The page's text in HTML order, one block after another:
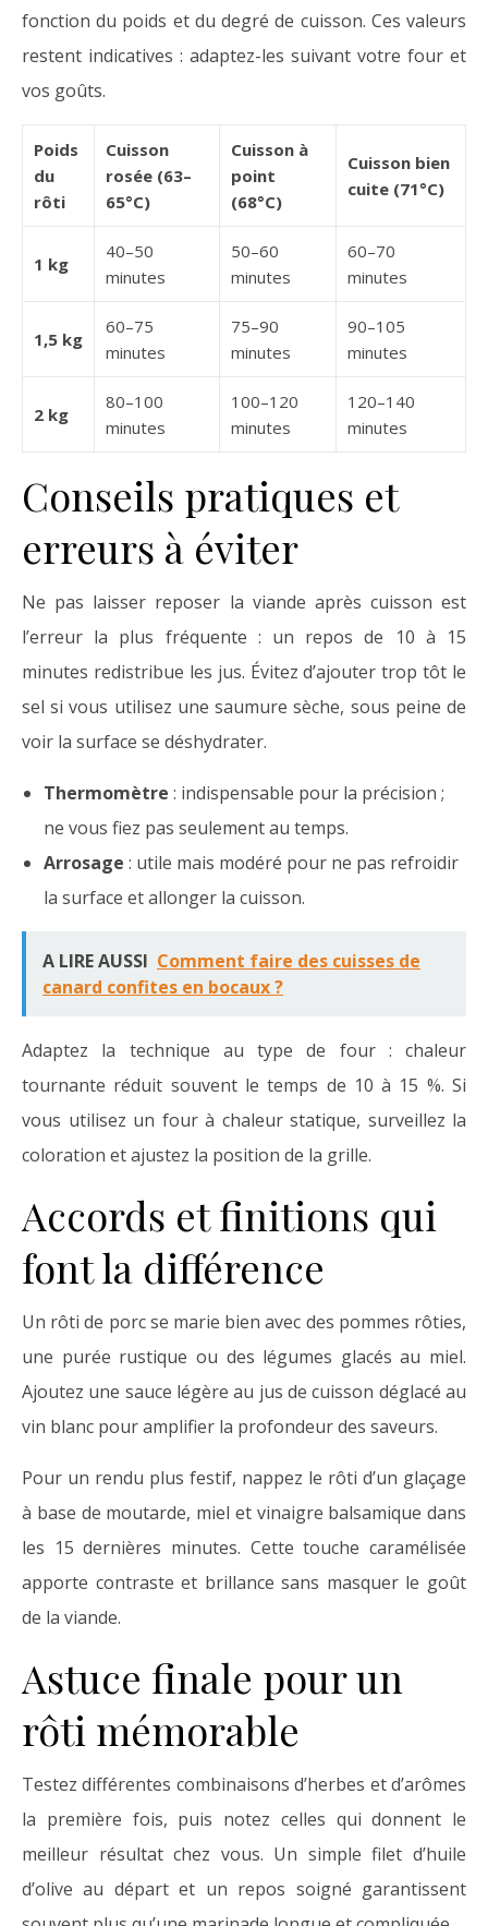
fonction du poids et du degré de cuisson. Ces valeurs
restent indicatives : adaptez-les suivant votre four et
vos goûts.
Poids
du
rôti
Cuisson
rosée (63–
65°C)
Cuisson à
point
(68°C)
Cuisson bien
cuite (71°C)
1 kg
40–50
minutes
50–60
minutes
60–70
minutes
1,5 kg
60–75
minutes
75–90
minutes
90–105
minutes
2 kg
80–100
minutes
100–120
minutes
120–140
minutes
Conseils pratiques et
erreurs à éviter
Ne pas laisser reposer la viande après cuisson est
l’erreur la plus fréquente : un repos de 10 à 15
minutes redistribue les jus. Évitez d’ajouter trop tôt le
sel si vous utilisez une saumure sèche, sous peine de
voir la surface se déshydrater.
Thermomètre : indispensable pour la précision ;
ne vous fiez pas seulement au temps.
Arrosage : utile mais modéré pour ne pas refroidir
la surface et allonger la cuisson.
A LIRE AUSSI Comment faire des cuisses de
canard confites en bocaux ?
Adaptez la technique au type de four : chaleur
tournante réduit souvent le temps de 10 à 15 %. Si
vous utilisez un four à chaleur statique, surveillez la
coloration et ajustez la position de la grille.
Accords et finitions qui
font la différence
Un rôti de porc se marie bien avec des pommes rôties,
une purée rustique ou des légumes glacés au miel.
Ajoutez une sauce légère au jus de cuisson déglacé au
vin blanc pour amplifier la profondeur des saveurs.
Pour un rendu plus festif, nappez le rôti d’un glaçage
à base de moutarde, miel et vinaigre balsamique dans
les 15 dernières minutes. Cette touche caramélisée
apporte contraste et brillance sans masquer le goût
de la viande.
Astuce finale pour un
rôti mémorable
Testez différentes combinaisons d’herbes et d’arômes
la première fois, puis notez celles qui donnent le
meilleur résultat chez vous. Un simple filet d’huile
d’olive au départ et un repos soigné garantissent